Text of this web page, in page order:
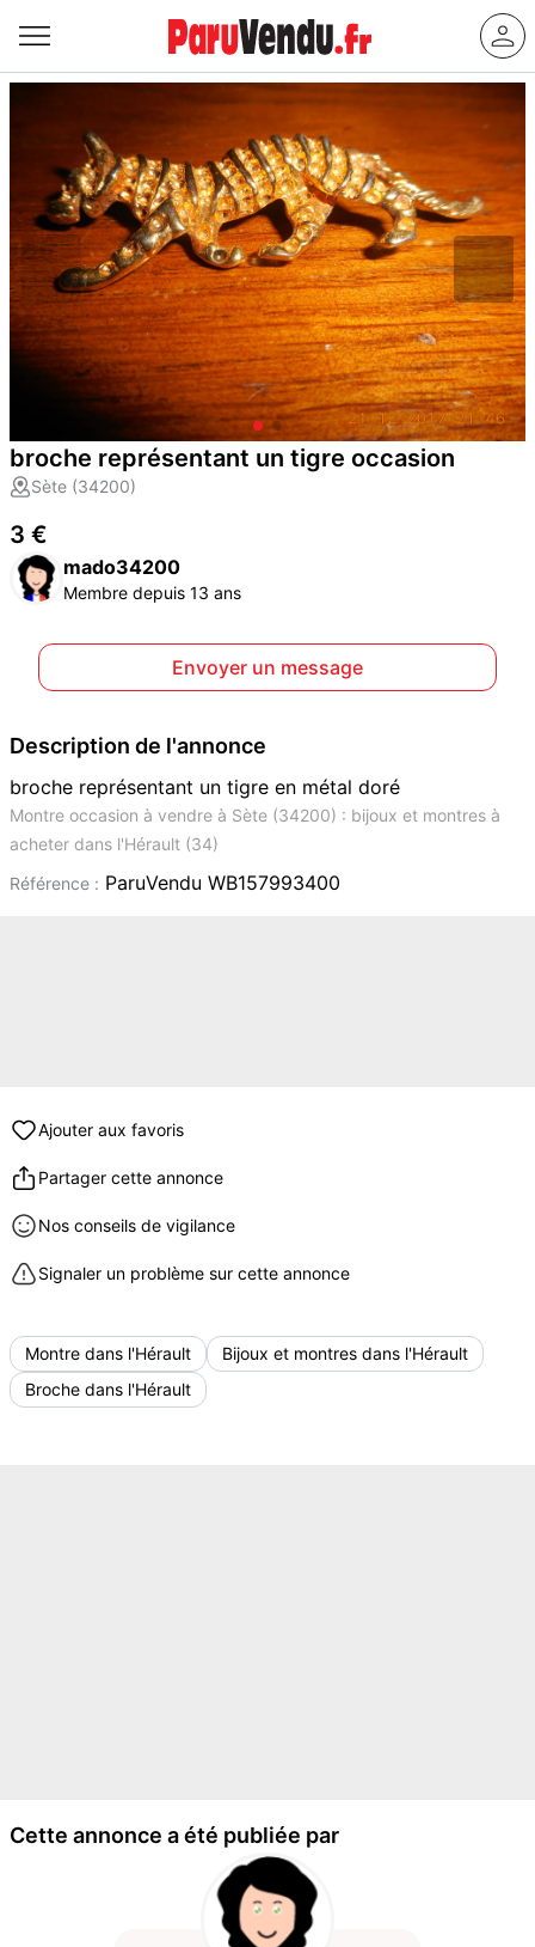
broche représentant un tigre occasion
Sète (34200)
3 €
mado34200
Membre depuis 13 ans
Envoyer un message
Description de l'annonce
broche représentant un tigre en métal doré
Montre occasion à vendre à Sète (34200) : bijoux et montres à
acheter dans l'Hérault (34)
Référence : ParuVendu WB157993400
Ajouter aux favoris
Partager cette annonce
Nos conseils de vigilance
Signaler un problème sur cette annonce
Montre dans l'Hérault
Bijoux et montres dans l'Hérault
Broche dans l'Hérault
Cette annonce a été publiée par